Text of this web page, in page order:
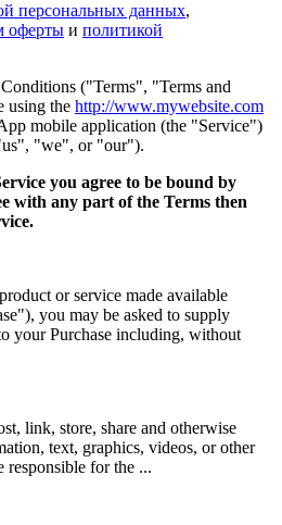
персональных данных,
оферты и политикой
Conditions ("Terms", "Terms and
using the http://www.mywebsite.com
mobile application (the "Service")
"we", or "our").
you agree to be bound by
with any part of the Terms then
or service made available
you may be asked to supply
your Purchase including, without
link, store, share and otherwise
text, graphics, videos, or other
responsible for the ...